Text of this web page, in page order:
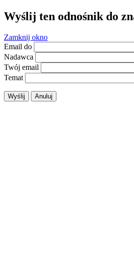
Wyślij ten odnośnik do
Zamknij okno
Email do
Nadawca
Twój email
Temat
Wyślij Anuluj